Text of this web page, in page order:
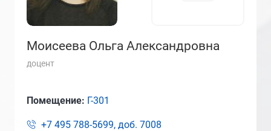
Моисеева Ольга Александровна
доцент
Помещение: Г-301
+7 495 788-5699, доб. 7008